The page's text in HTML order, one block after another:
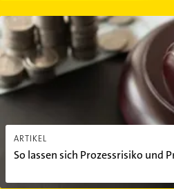
ARTIKEL
So lassen sich Prozessrisiko und
So lassen sich Prozessrisiko und